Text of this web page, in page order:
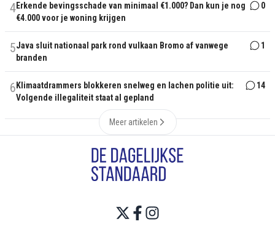
4Erkende bevingsschade van minimaal €1.000? Dan kun je nog
€4.000 voor je woning krijgen
0
5Java sluit nationaal park rond vulkaan Bromo af vanwege
branden
1
6 Klimaatdrammers blokkeren snelweg en lachen politie uit:
Volgende illegaliteit staat al gepland
14
Meer artikelen